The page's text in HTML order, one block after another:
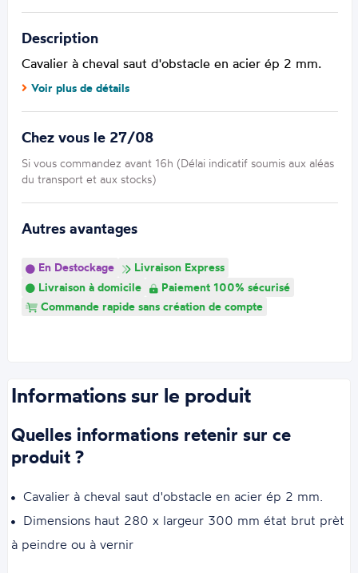
Description
Cavalier à cheval saut d'obstacle en acier ép 2 mm.
Voir plus de détails
Chez vous le 27/08
Si vous commandez avant 16h (Délai indicatif soumis aux aléas
du transport et aux stocks)
Autres avantages
En Destockage
Livraison Express
Livraison à domicile
Paiement 100% sécurisé
Commande rapide sans création de compte
Informations sur le produit
Quelles informations retenir sur ce
produit ?
Cavalier à cheval saut d'obstacle en acier ép 2 mm.
Dimensions haut 280 x largeur 300 mm état brut prèt
à peindre ou à vernir